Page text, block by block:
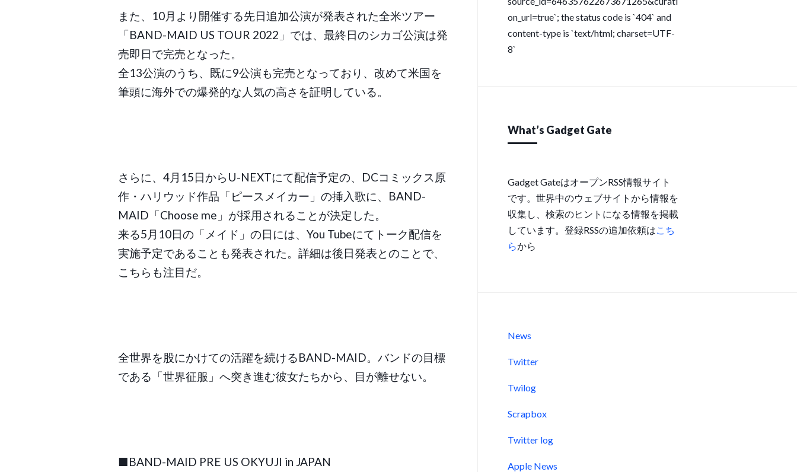
また、10月より開催する先日追加公演が発表された全米ツアー
「BAND-MAID US TOUR 2022」では、最終日のシカゴ公演は発
売即日で完売となった。
全13公演のうち、既に9公演も完売となっており、改めて米国を
筆頭に海外での爆発的な人気の高さを証明している。
さらに、4月15日からU-NEXTにて配信予定の、DCコミックス原
作・ハリウッド作品「ピースメイカー」の挿入歌に、BAND-
MAID「Choose me」が採用されることが決定した。
来る5月10日の「メイド」の日には、You Tubeにてトーク配信を
実施予定であることも発表された。詳細は後日発表とのことで、
こちらも注目だ。
全世界を股にかけての活躍を続けるBAND-MAID。バンドの目標
である「世界征服」へ突き進む彼女たちから、目が離せない。
■BAND-MAID PRE US OKYUJI in JAPAN
on_url=true`; the status code is `404` and
content-type is `text/html; charset=UTF-
8`
What’s Gadget Gate
Gadget GateはオープンRSS情報サイト
です。世界中のウェブサイトから情報を
収集し、検索のヒントになる情報を掲載
しています。登録RSSの追加依頼はこち
らから
News
Twitter
Twilog
Scrapbox
Twitter log
Apple News